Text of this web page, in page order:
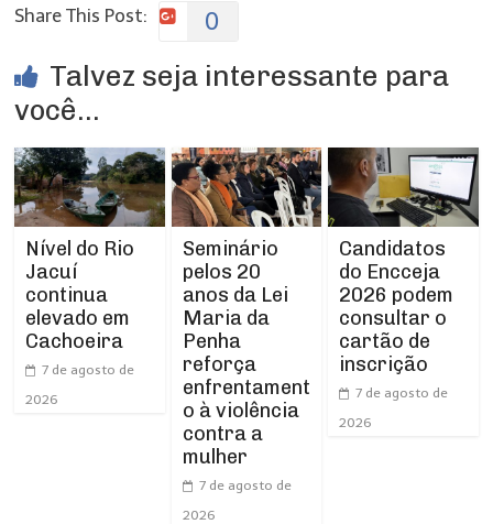
Share This Post:
0
Talvez seja interessante para
você...
Nível do Rio
Jacuí
continua
elevado em
Cachoeira
7 de agosto de
2026
Seminário
pelos 20
anos da Lei
Maria da
Penha
reforça
enfrentament
o à violência
contra a
mulher
7 de agosto de
2026
Candidatos
do Encceja
2026 podem
consultar o
cartão de
inscrição
7 de agosto de
2026